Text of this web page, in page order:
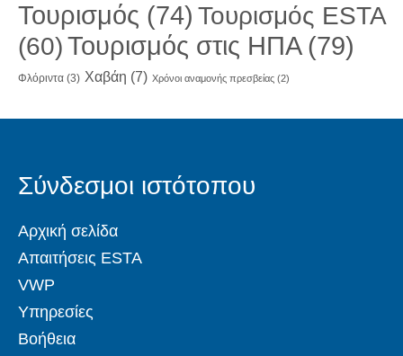
Τουρισμός (74) Τουρισμός ESTA
(60)Τουρισμός στις ΗΠΑ(79)
Φλόριντα (3) Χαβάη (7) Χρόνοι αναμονής πρεσβείας (2)
Σύνδεσμοι ιστότοπου
Αρχική σελίδα
Απαιτήσεις ESTA
VWP
Υπηρεσίες
Βοήθεια